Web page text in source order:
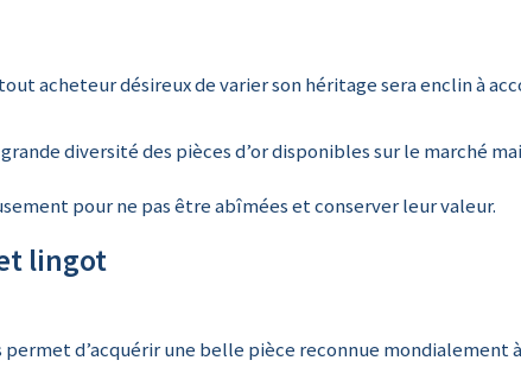
acheteur désireux de varier son héritage sera enclin à
diversité des pièces d’or disponibles sur le marché
pour ne pas être abîmées et conserver leur valeur.
lingot
permet d’acquérir une belle pièce reconnue mondialement